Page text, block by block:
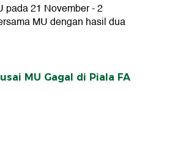
pada 21 November - 2
MU dengan hasil dua
MU Gagal di Piala FA